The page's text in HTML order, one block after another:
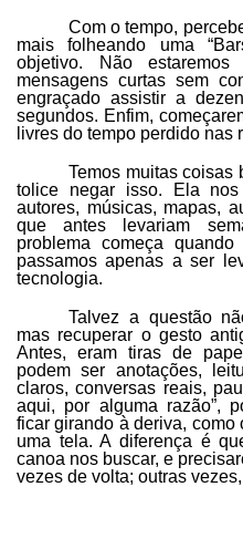
Com o tempo,
mais folheando uma
objetivo. Não
mensagens curtas sem
engraçado assistir a
segundos. Enfim,
livres do tempo perdido nas
Temos muitas coisas
tolice negar isso. Ela nos
autores, músicas, mapas,
que antes levariam
problema começa
passamos apenas a ser
tecnologia.
Talvez a questão
mas recuperar o gesto
Antes, eram tiras de
podem ser anotações,
claros, conversas reais,
aqui, por alguma razão”,
ficar girando à deriva,
uma tela. A diferença é
canoa nos buscar, e
vezes de volta; outras